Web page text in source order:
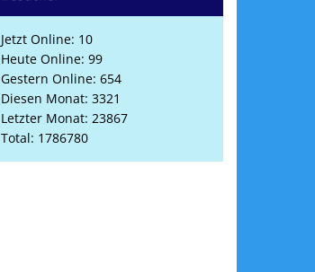
Jetzt Online: 10
Heute Online: 99
Gestern Online: 654
Diesen Monat: 3321
Letzter Monat: 23867
Total: 1786780